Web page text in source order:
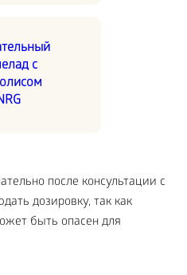
с
после консультации с
дозировку, так как
быть опасен для